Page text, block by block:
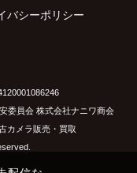
バシーポリシー
委員会 株式会社ナニワ商会
カメラ販売・買取